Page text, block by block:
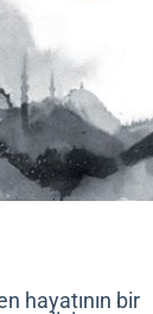
hayatının bir